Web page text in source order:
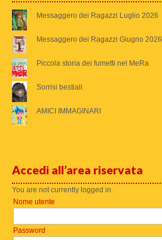
Messaggero dei Ragazzi Luglio 2026
Messaggero dei Ragazzi Giugno 2026
Piccola storia dei fumetti nel MeRa
Sorrisi bestiali
AMICI IMMAGINARI
Accedi all’area riservata
You are not currently logged in.
Nome utente
Password